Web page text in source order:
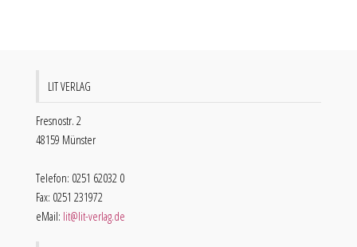
LIT VERLAG
Fresnostr. 2
48159 Münster
Telefon: 0251 62032 0
Fax: 0251 231972
eMail: lit@lit-verlag.de